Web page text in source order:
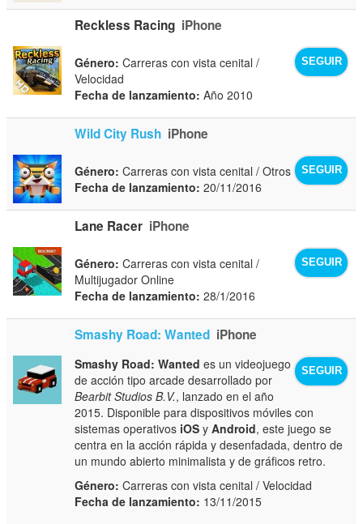
Reckless Racing iPhone
SEGUIR
Género: Carreras con vista cenital /
Velocidad
Fecha de lanzamiento: Año 2010
Wild City Rush iPhone
SEGUIR
Género: Carreras con vista cenital / Otros
Fecha de lanzamiento: 20/11/2016
Lane Racer iPhone
SEGUIR
Género: Carreras con vista cenital /
Multijugador Online
Fecha de lanzamiento: 28/1/2016
Smashy Road: Wanted iPhone
SEGUIR
Smashy Road: Wanted es un videojuego
de acción tipo arcade desarrollado por
Bearbit Studios B.V., lanzado en el año
2015. Disponible para dispositivos móviles con
sistemas operativos iOS yAndroid, este juego se
centra en la acción rápida y desenfadada, dentro de
un mundo abierto minimalista y de gráficos retro.
Género: Carreras con vista cenital / Velocidad
Fecha de lanzamiento: 13/11/2015